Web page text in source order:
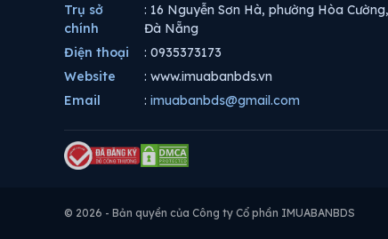
Trụ sở
chính
: 16 Nguyễn Sơn Hà, phường Hòa
Đà Nẵng
Điện thoại
: 0935373173
Website
: www.imuabanbds.vn
Email
: imuabanbds@gmail.com
© 2026 - Bản quyền của Công ty Cổ phần IMUABANBDS